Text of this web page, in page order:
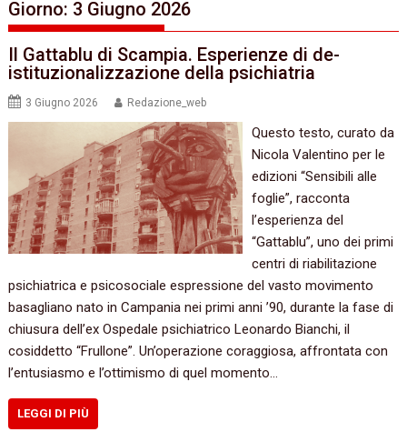
Giorno: 3 Giugno 2026
Il Gattablu di Scampia. Esperienze di de-
istituzionalizzazione della psichiatria
3 Giugno 2026 Redazione_web
Questo testo, curato da
Nicola Valentino per le
edizioni “Sensibili alle
foglie”, racconta
l’esperienza del
“Gattablu”, uno dei primi
centri di riabilitazione
psichiatrica e psicosociale espressione del vasto movimento
basagliano nato in Campania nei primi anni ’90, durante la fase di
chiusura dell’ex Ospedale psichiatrico Leonardo Bianchi, il
cosiddetto “Frullone”. Un’operazione coraggiosa, affrontata con
l’entusiasmo e l’ottimismo di quel momento…
LEGGI DI PIÙ